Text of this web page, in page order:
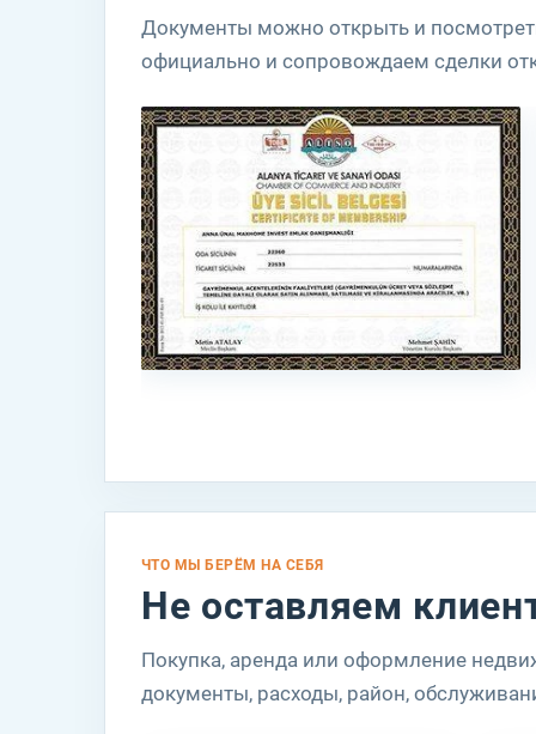
Документы можно открыть и
официально и сопровождаем сделки
ЧТО МЫ БЕРЁМ НА СЕБЯ
Не оставляем
Покупка, аренда или оформление
документы, расходы, район,